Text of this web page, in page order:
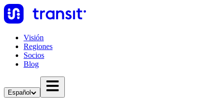
Visión
Regiones
Socios
Blog
Español